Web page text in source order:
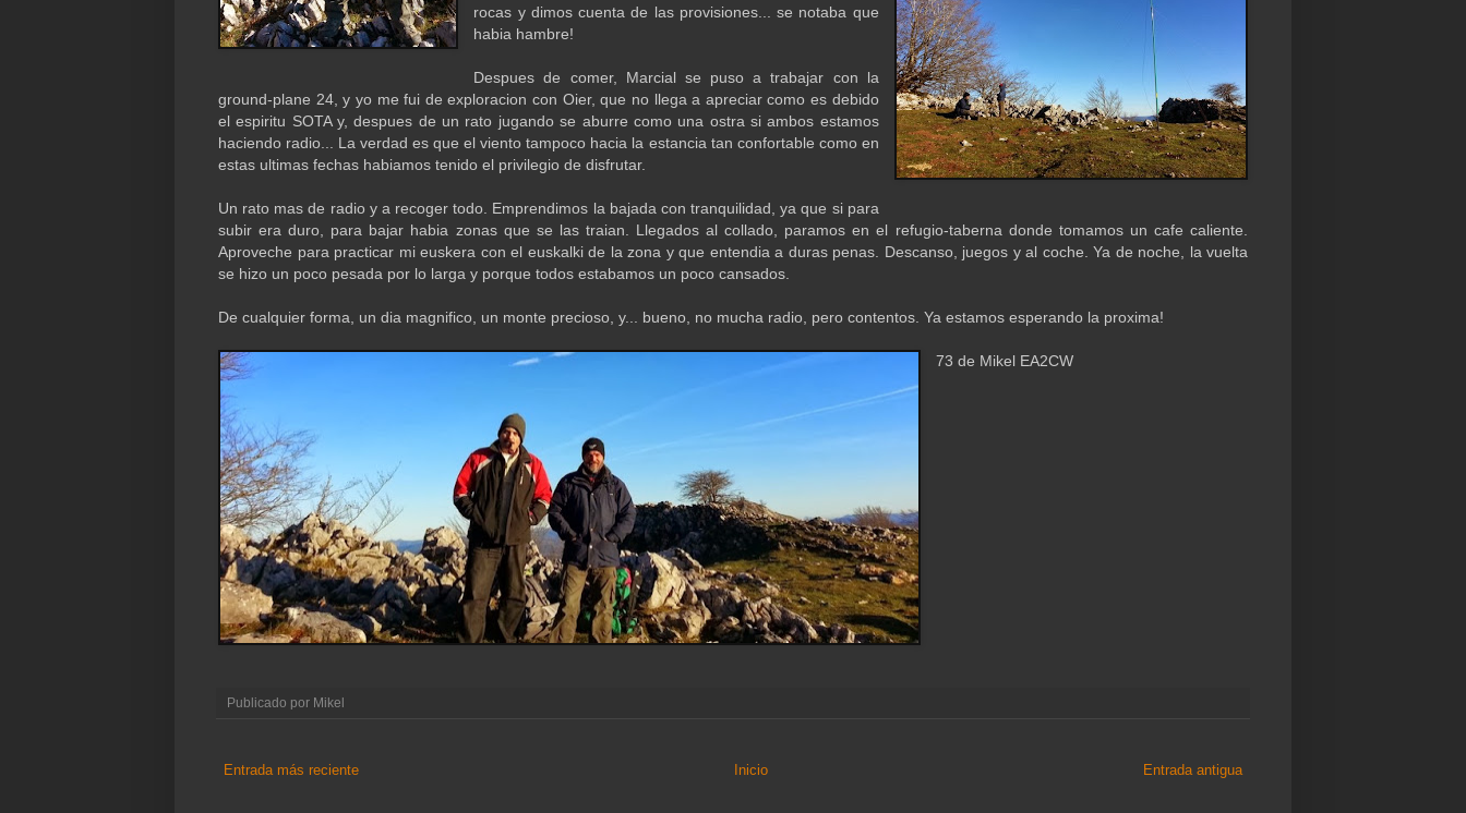
rocas y dimos cuenta de las provisiones... se notaba que
habia hambre!
Despues de comer, Marcial se puso a trabajar con la
ground-plane 24, y yo me fui de exploracion con Oier, que no llega a apreciar como es debido
el espiritu SOTA y, despues de un rato jugando se aburre como una ostra si ambos estamos
haciendo radio... La verdad es que el viento tampoco hacia la estancia tan confortable como en
estas ultimas fechas habiamos tenido el privilegio de disfrutar.
Un rato mas de radio y a recoger todo. Emprendimos la bajada con tranquilidad, ya que si para
subir era duro, para bajar habia zonas que se las traian. Llegados al collado, paramos en el refugio-taberna donde tomamos un cafe caliente.
Aproveche para practicar mi euskera con el euskalki de la zona y que entendia a duras penas. Descanso, juegos y al coche. Ya de noche, la vuelta
se hizo un poco pesada por lo larga y porque todos estabamos un poco cansados.
De cualquier forma, un dia magnifico, un monte precioso, y... bueno, no mucha radio, pero contentos. Ya estamos esperando la proxima!
73 de Mikel EA2CW
Publicado por Mikel
Entrada más reciente Entrada antigua
Inicio